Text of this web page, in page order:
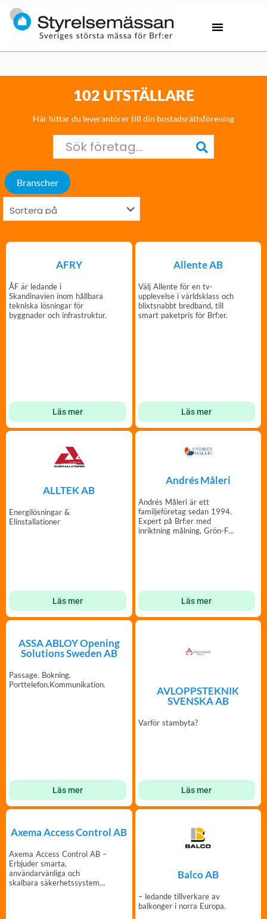
102 UTSTÄLLARE
Här hittar du leverantörer till din bostadsrättsförening
Branscher
AFRY
ÅF är ledande i
Skandinavien inom hållbara
tekniska lösningar för
byggnader och infrastruktur.
Läs mer
Allente AB
Välj Allente för en tv-
upplevelse i världsklass och
blixtsnabbt bredband, till
smart paketpris för Brf:er.
Läs mer
ALLTEK AB
Energilösningar &
Elinstallationer
Läs mer
Andrés Måleri
Andrés Måleri är ett
familjeföretag sedan 1994.
Expert på Brf:er med
inriktning målning, Grön-Fri,
Läs mer
ASSA ABLOY Opening
Solutions Sweden AB
Passage. Bokning.
Porttelefon.Kommunikation.
Läs mer
AVLOPPSTEKNIK
SVENSKA AB
Varför stambyta?
Läs mer
Axema Access Control AB
Axema Access Control AB –
Erbjuder smarta,
användarvänliga och
skalbara säkerhetssystem
Balco AB
– ledande tillverkare av
balkonger i norra Europa.